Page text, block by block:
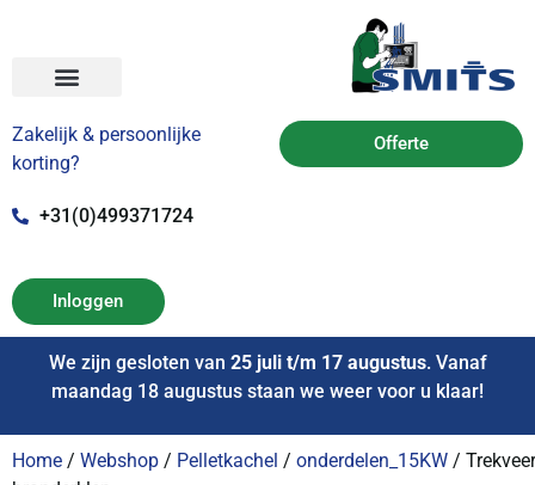
Zakelijk & persoonlijke
korting?
+31(0)499371724
Offerte
Inloggen
We zijn gesloten van 25 juli t/m 17 augustus. Vanaf
maandag 18 augustus staan we weer voor u klaar!
Home / Webshop / Pelletkachel / onderdelen_15KW / Trekveer